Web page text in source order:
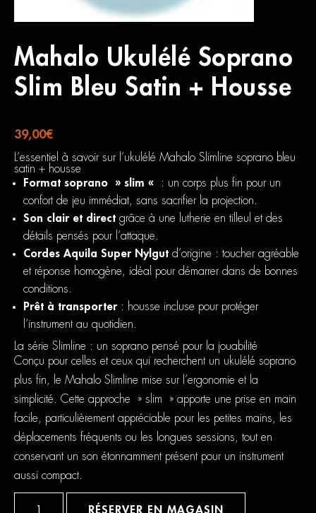
Mahalo Ukulélé Soprano
Slim Bleu Satin + Housse
39,00€
L’essentiel à savoir sur l’ukulélé Mahalo Slimline soprano bleu
satin + housse
Format soprano » slim «
: un corps plus fin pour un
confort de jeu immédiat, sans sacrifier la projection.
Son clair et directgrâce à une lutherie en tilleul et des
détails pensés pour l’attaque.
Cordes Aquila Super Nylgutd’origine : toucher agréable
et réponse homogène, idéal pour démarrer dans de bonnes
conditions.
Prêt à transporter: housse incluse pour protéger
l’instrument au quotidien.
La série Slimline : un soprano pensé pour la jouabilité
Conçu pour celles et ceux qui recherchent un ukulélé soprano
plus fin, le Mahalo Slimline mise sur l’ergonomie et la
simplicité. Cette approche » slim » apporte une prise en main
facile, particulièrement appréciable pour les petites mains, les
déplacements fréquents ou les longues sessions, tout en
conservant un son étonnamment présent pour un instrument
aussi compact.
RÉSERVER EN MAGASIN